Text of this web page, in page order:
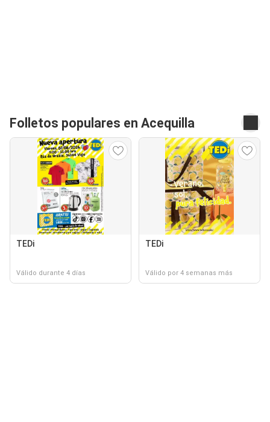
Folletos populares en Acequilla
TEDi
Válido durante 4 días
TEDi
Válido por 4 semanas más